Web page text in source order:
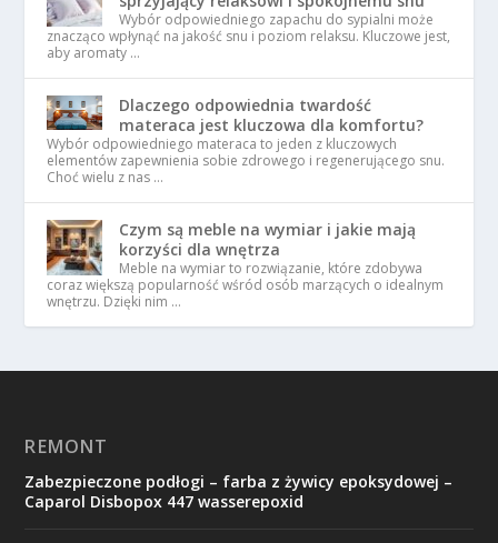
Wybór odpowiedniego zapachu do sypialni może
znacząco wpłynąć na jakość snu i poziom relaksu. Kluczowe jest,
aby aromaty …
Dlaczego odpowiednia twardość
materaca jest kluczowa dla komfortu?
Wybór odpowiedniego materaca to jeden z kluczowych
elementów zapewnienia sobie zdrowego i regenerującego snu.
Choć wielu z nas …
Czym są meble na wymiar i jakie mają
korzyści dla wnętrza
Meble na wymiar to rozwiązanie, które zdobywa
coraz większą popularność wśród osób marzących o idealnym
wnętrzu. Dzięki nim …
REMONT
Zabezpieczone podłogi – farba z żywicy epoksydowej –
Caparol Disbopox 447 wasserepoxid